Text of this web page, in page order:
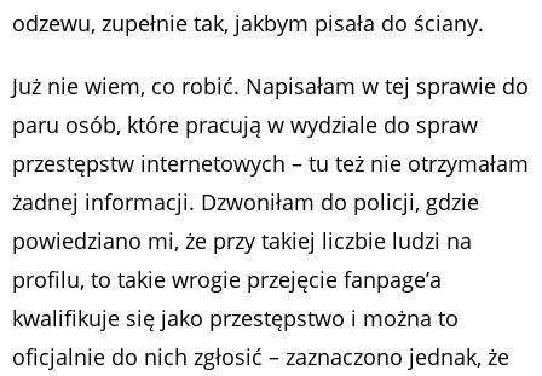
odzewu, zupełnie tak, jakbym pisała do ściany.
Już nie wiem, co robić. Napisałam w tej sprawie do
paru osób, które pracują w wydziale do spraw
przestępstw internetowych – tu też nie otrzymałam
żadnej informacji. Dzwoniłam do policji, gdzie
powiedziano mi, że przy takiej liczbie ludzi na
profilu, to takie wrogie przejęcie fanpage’a
kwalifikuje się jako przestępstwo i można to
oficjalnie do nich zgłosić – zaznaczono jednak, że